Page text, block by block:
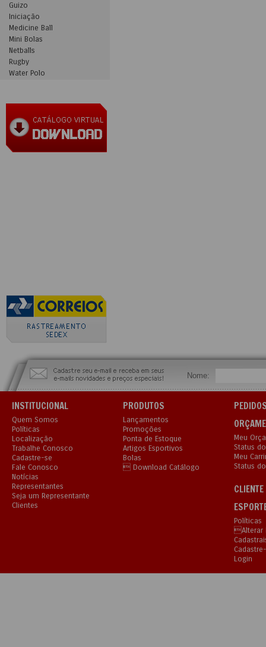
Guizo
Iniciação
Medicine Ball
Mini Bolas
Netballs
Rugby
Water Polo
Nome:
INSTITUCIONAL
Quem Somos
Políticas
Localização
Trabalhe Conosco
Cadastre-se
Fale Conosco
Notícias
Representantes
Seja um Representante
Clientes
PRODUTOS
Lançamentos
Promoções
Ponta de Estoque
Artigos Esportivos
Bolas
 Download Catálogo
Meu
Status
Meu
Status
Políticas
Alterar
Login